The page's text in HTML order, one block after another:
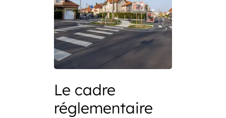
Le cadre
réglementaire